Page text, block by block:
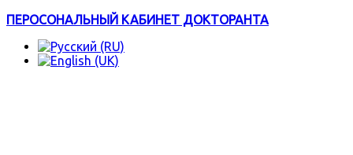
ПЕРОСОНАЛЬНЫЙ КАБИНЕТ ДОКТОРАНТА